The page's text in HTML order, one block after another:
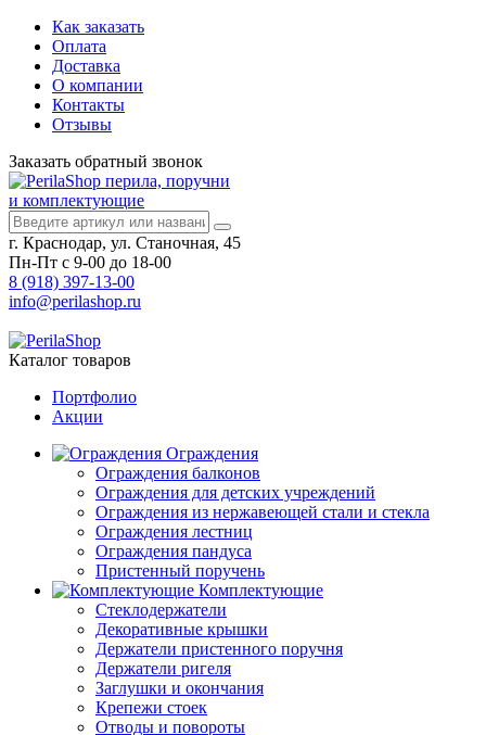
Как заказать
Оплата
Доставка
О компании
Контакты
Отзывы
Заказать обратный звонок
перила, поручни
и комплектующие
г. Краснодар, ул. Станочная, 45
Пн-Пт с 9-00 до 18-00
8 (918) 397-13-00
info@perilashop.ru
Каталог товаров
Портфолио
Акции
Ограждения
Ограждения балконов
Ограждения для детских учреждений
Ограждения из нержавеющей стали и стекла
Ограждения лестниц
Ограждения пандуса
Пристенный поручень
Комплектующие
Стеклодержатели
Декоративные крышки
Держатели пристенного поручня
Держатели ригеля
Заглушки и окончания
Крепежи стоек
Отводы и повороты